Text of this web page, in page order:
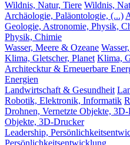
Wildnis, Natur, Tiere Wildnis,
Archäologie, Paläontologie, (...)
Geologie, Astronomie, Physik,
Physik, Chimie
Wasser, Meere & Ozeane
Klima, Gletscher, Planet Klima,
Architecktur & Erneuerbare
Energien
Landwirtschaft & Gesundheit
Robotik, Elektronik, Informatik
Drohnen, Vernetzte Objekte,
Objekte, 3D-Drucker
Leadership,
Persönlichkeitsentwicklung